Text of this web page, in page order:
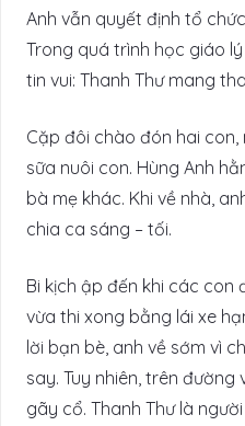
Anh vẫn quyết định tổ
Trong quá trình học giáo
tin vui: Thanh Thư mang
Cặp đôi chào đón hai con,
sữa nuôi con. Hùng Anh
bà mẹ khác. Khi về nhà,
chia ca sáng – tối.
Bi kịch ập đến khi các con
vừa thi xong bằng lái xe
lời bạn bè, anh về sớm vì
say. Tuy nhiên, trên đường
gãy cổ. Thanh Thư là